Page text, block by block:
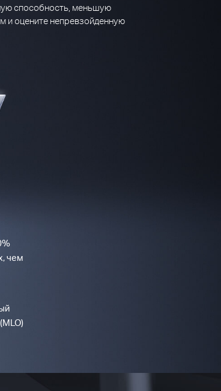
способность, меньшую
и оцените непревзойденную
чем